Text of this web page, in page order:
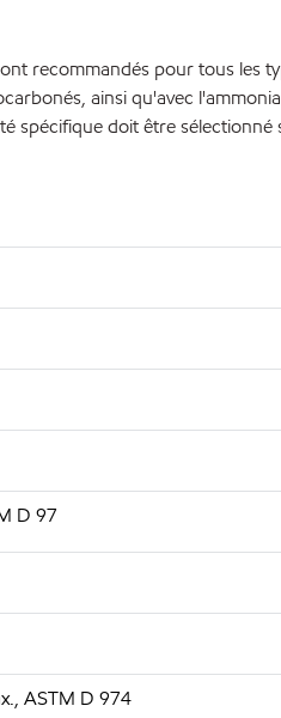
recommandés pour tous les
ainsi qu'avec
spécifique doit être
D 97
ASTM D 974